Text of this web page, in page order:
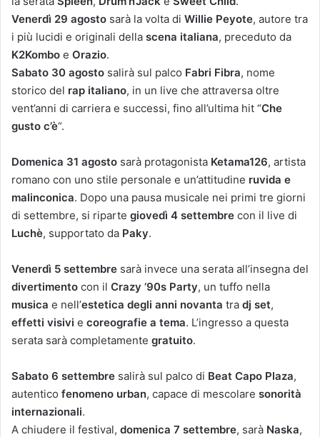
Venerdì 29 agosto sarà la volta di Willie Peyote, autore tra
i più lucidi e originali della scena italiana, preceduto da
K2Kombo e Orazio.
Sabato 30 agosto salirà sul palco Fabri Fibra, nome
storico del rap italiano, in un live che attraversa oltre
vent’anni di carriera e successi, fino all’ultima hit “Che
gusto c’è“.
Domenica 31 agosto sarà protagonista Ketama126, artista
romano con uno stile personale e un’attitudine ruvida e
malinconica. Dopo una pausa musicale nei primi tre giorni
di settembre, si riparte giovedì 4 settembre con il live di
Luchè, supportato da Paky.
Venerdì 5 settembre sarà invece una serata all’insegna del
divertimento con il Crazy ’90s Party, un tuffo nella
musica e nell’estetica degli anni novanta tra dj set,
effetti visivi e coreografie a tema. L’ingresso a questa
serata sarà completamente gratuito.
Sabato 6 settembre salirà sul palco di Beat Capo Plaza,
autentico fenomeno urban, capace di mescolare sonorità
internazionali.
A chiudere il festival, domenica 7 settembre, sarà Naska,